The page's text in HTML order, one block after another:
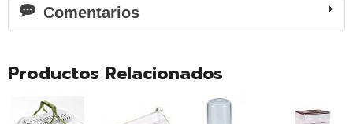
Comentarios
Productos Relacionados